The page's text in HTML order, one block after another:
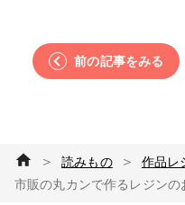
前の記事をみる
＞ 読みもの ＞ 作品レ
市販の丸カンで作るレジン